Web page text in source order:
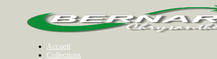
Accueil
Collections